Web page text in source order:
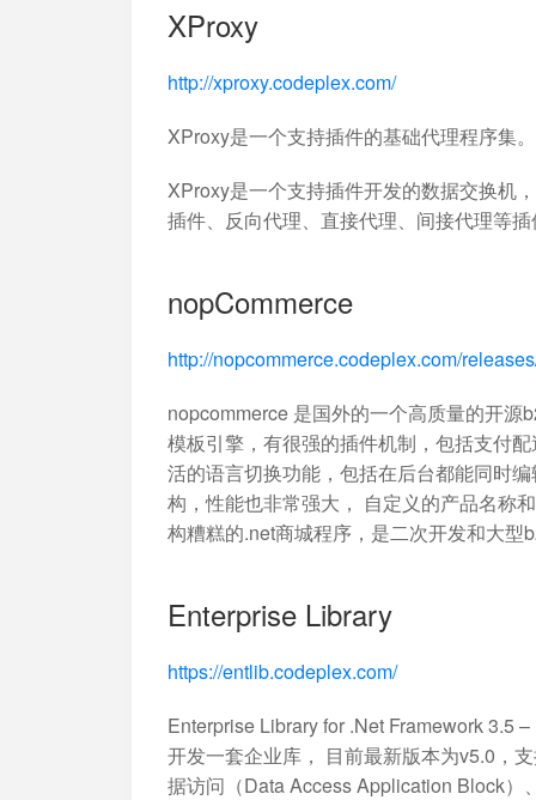
XProxy
http://xproxy.codeplex.com/
XProxy是一个支持插件的基础代理程序集
XProxy是一个支持插件开发的数据交换机
插件、反向代理、直接代理、间接代理等
nopCommerce
http://nopcommerce.codeplex.com/
nopcommerce 是国外的一个高质量的开
模板引擎，有很强的插件机制，包括支付
活的语言切换功能，包括在后台都能同时
构，性能也非常强大， 自定义的产品名称
构糟糕的.net商城程序，是二次开发和大
Enterprise Library
https://entlib.codeplex.com/
Enterprise Library for .Net Framework 3.5
开发一套企业库， 目前最新版本为v5.0，
据访问（Data Access Application Block